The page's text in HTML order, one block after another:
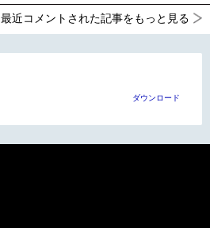
最近コメントされた記事をもっと見る
ダウンロード